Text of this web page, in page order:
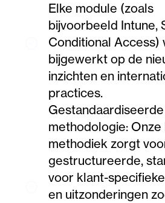
Elke module (zoals
bijvoorbeeld Intune,
Conditional Access)
bijgewerkt op de
inzichten en
practices.
methodologie:
methodiek zorgt
gestructureerde,
voor klant-
en uitzonderingen